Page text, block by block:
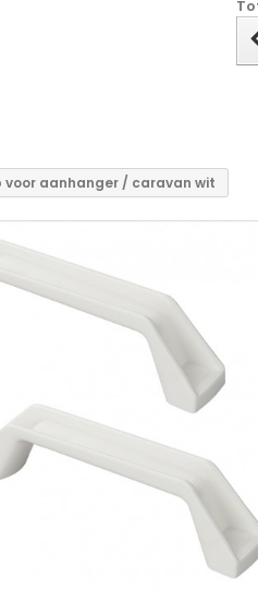
aanhanger / caravan wit